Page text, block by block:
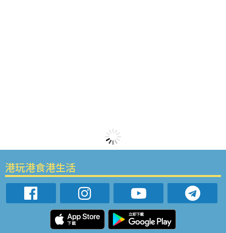
港玩港食港生活